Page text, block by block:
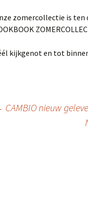
zomercollectie is ten
kijkgenot en tot
CAMBIO nieuw